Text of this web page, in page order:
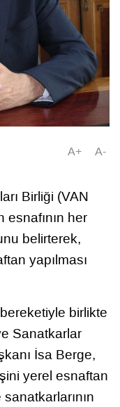
A+ A-
Birliği (VAN
her
belirterek,
yapılması
birlikte
Sanatkarlar
İsa Berge,
yerel esnaftan